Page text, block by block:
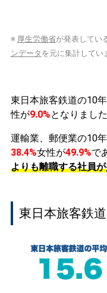
※ 厚生労働省が発表してい
ンデータ を元に集計してい
東日本旅客鉄道の10
性が9.0%となりました
運輸業、郵便業の10
38.4%女性が49.9%で
よりも離職する社員
東日本旅客鉄